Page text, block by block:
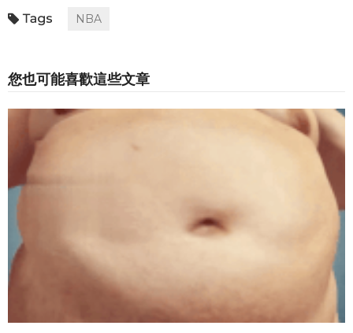
NBA
您也可能喜歡這些文章